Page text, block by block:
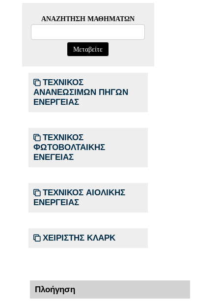
ΑΝΑΖΉΤΗΣΗ ΜΑΘΗΜΆΤΩΝ
Μεταβείτε
ΤΕΧΝΙΚΟΣ
ΑΝΑΝΕΩΣΙΜΩΝ ΠΗΓΩΝ
ΕΝΕΡΓΕΙΑΣ
ΤΕΧΝΙΚΟΣ
ΦΩΤΟΒΟΛΤΑΙΚΗΣ
ΕΝΕΓΕΙΑΣ
ΤΕΧΝΙΚΟΣ ΑΙΟΛΙΚΗΣ
ΕΝΕΡΓΕΙΑΣ
ΧΕΙΡΙΣΤΗΣ ΚΛΑΡΚ
Πλοήγηση